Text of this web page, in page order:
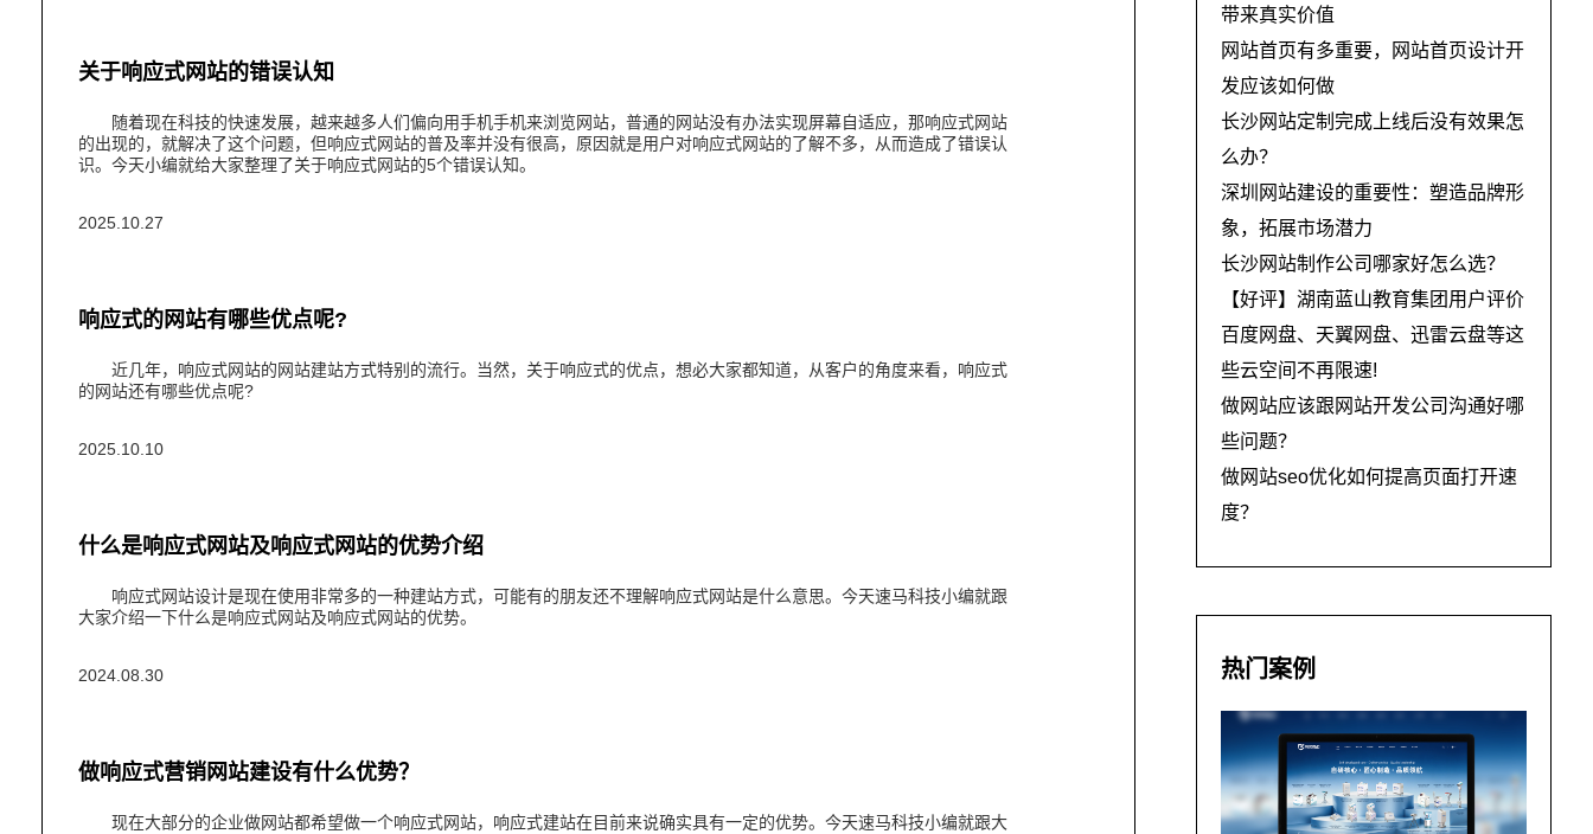
关于响应式网站的错误认知
随着现在科技的快速发展，越来越多人们偏向用手机手机来浏览网站，普通的网站没有办法实现屏幕自适应，那响应式网站
的出现的，就解决了这个问题，但响应式网站的普及率并没有很高，原因就是用户对响应式网站的了解不多，从而造成了错误认
识。今天小编就给大家整理了关于响应式网站的5个错误认知。
2025.10.27
响应式的网站有哪些优点呢?
近几年，响应式网站的网站建站方式特别的流行。当然，关于响应式的优点，想必大家都知道，从客户的角度来看，响应式
的网站还有哪些优点呢?
2025.10.10
什么是响应式网站及响应式网站的优势介绍
响应式网站设计是现在使用非常多的一种建站方式，可能有的朋友还不理解响应式网站是什么意思。今天速马科技小编就跟
大家介绍一下什么是响应式网站及响应式网站的优势。
2024.08.30
做响应式营销网站建设有什么优势？
现在大部分的企业做网站都希望做一个响应式网站，响应式建站在目前来说确实具有一定的优势。今天速马科技小编就跟大
带来真实价值
网站首页有多重要，网站首页设计开
发应该如何做
长沙网站定制完成上线后没有效果怎
么办？
深圳网站建设的重要性：塑造品牌形
象，拓展市场潜力
长沙网站制作公司哪家好怎么选？
【好评】湖南蓝山教育集团用户评价
百度网盘、天翼网盘、迅雷云盘等这
些云空间不再限速!
做网站应该跟网站开发公司沟通好哪
些问题？
做网站seo优化如何提高页面打开速
度？
热门案例